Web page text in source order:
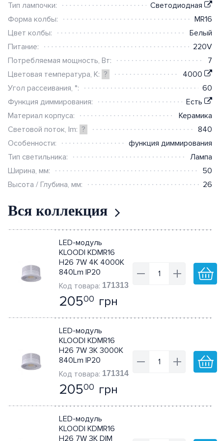
Вся коллекция
LED-модуль
KLOODI KDMR16
H26 7W 4K 4000K
840Lm IP20
171313
20500 грн
LED-модуль
KLOODI KDMR16
H26 7W 3K 3000K
840Lm IP20
171314
20500 грн
LED-модуль
KLOODI KDMR16
H26 7W 3K DIM
Тип лампочки:
Светодиодная
Форма колбы:
MR16
Цвет колбы:
Белый
Питание:
220V
Потребляемая мощность, Вт:
7
Цветовая температура, К: ?
4000
Угол рассеивания, °:
60
Функция диммирования:
Есть
Материал корпуса:
Керамика
Световой поток, lm: ?
840
Особенности:
функция диммирования
Тип светильника:
Лампа
Ширина, мм:
50
Высота / Глубина, мм:
26
Нулевые шины
Клеевые пистолеты
Рабочие столы
Аксессуары и расходный
материал
Ножницы (электро)
Кусторезы
Другие садовые
принадлежности
Ножницы
Приточные
вентиляционные установки
Тепловентиляторы
Аксессуары для
промышленной вентиляции
вентиляции
Аксессуары
противопожарные
децентрализованных ПВУ
Аксессуары для
централизованных ПВУ
Решетки и анемостаты
Диффузоры
Ревизионные дверцы
Монтажные элементы
Крепление для солнечных
панелей
Умный дом
JUNG HOME
ABB i-bus
Elko EP RF-Control
Berker.Net
Умная инсталляция Ajax
Датчики